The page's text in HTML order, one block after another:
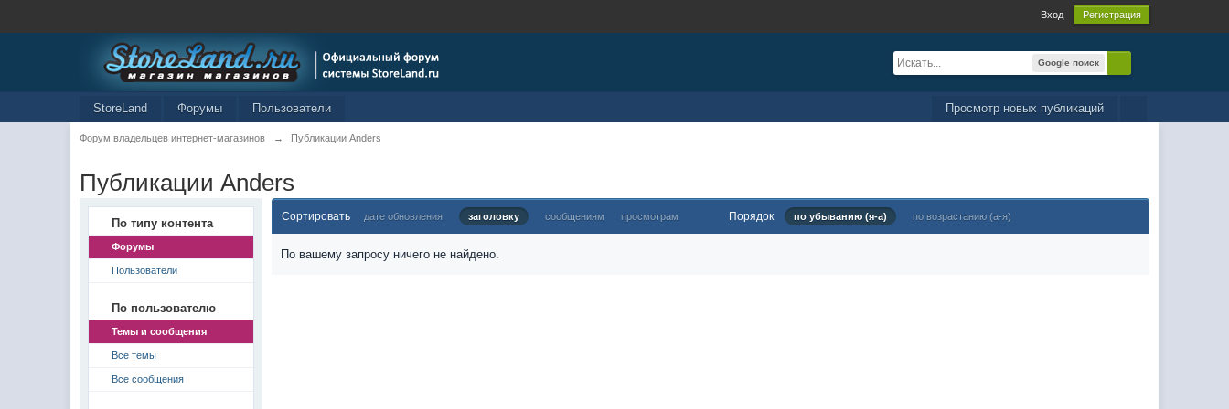
Вход Регистрация
Google поиск
Просмотр новых публикаций
StoreLand Форумы Пользователи
Форум владельцев интернет-магазинов → Публикации Anders
Публикации Anders
По типу контента
Форумы
Пользователи
По пользователю
Темы и сообщения
Все темы
Все сообщения
Сортировать дате обновления заголовку сообщениям просмотрам Порядок по убыванию (я-а) по возрастанию (а-я)
По вашему запросу ничего не найдено.